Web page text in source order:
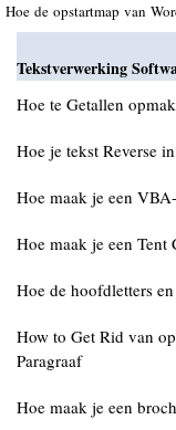
Hoe de opstartmap van
Tekstverwerking
Hoe te Getallen
Hoe je tekst Reverse
Hoe maak je een
Hoe maak je een
Hoe de hoofdletters
How to Get Rid van
Paragraaf
Hoe maak je een